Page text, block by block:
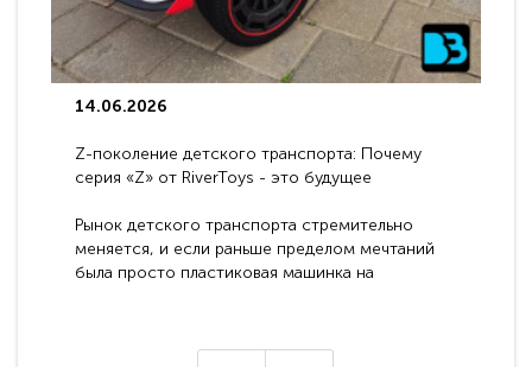
14.06.2026
Z-поколение детского транспорта: Почему
серия «Z» от RiverToys - это будущее
Рынок детского транспорта стремительно
меняется, и если раньше пределом мечтаний
была просто пластиковая машинка на